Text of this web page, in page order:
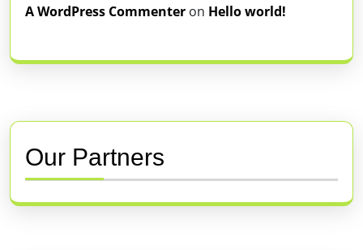
A WordPress Commenter on Hello world!
Our Partners